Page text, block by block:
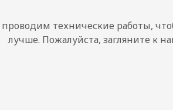
технические работы,
лучше. Пожалуйста, загляните к